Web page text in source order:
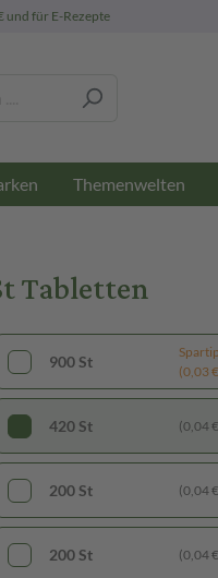
und für E-Rezepte
Themenwelten
Tabletten
900 St
(0,03
420 St (0,04
200 St (0,04
200 St (0,04